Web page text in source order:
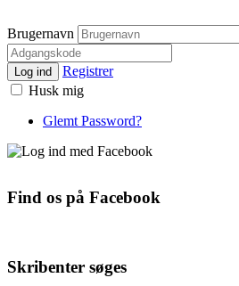
Brugernavn
Log ind
Registrer
Husk mig
Glemt Password?
Find os på Facebook
Skribenter søges